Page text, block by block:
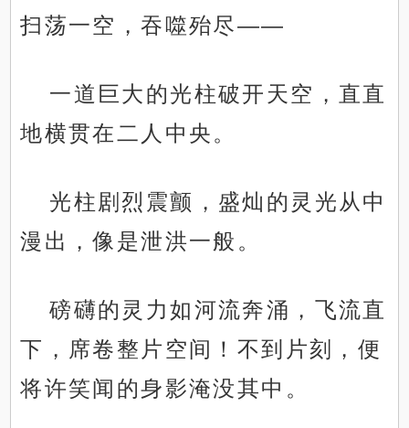
扫荡一空，吞噬殆尽——
一道巨大的光柱破开天空，直直
地横贯在二人中央。
光柱剧烈震颤，盛灿的灵光从中
漫出，像是泄洪一般。
磅礴的灵力如河流奔涌，飞流直
下，席卷整片空间！不到片刻，便
将许笑闻的身影淹没其中。